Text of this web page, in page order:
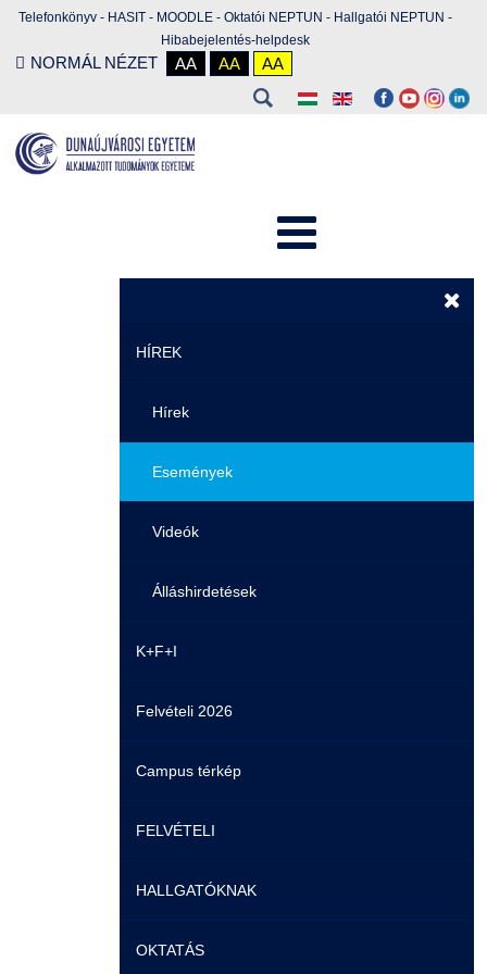
Telefonkönyv - HASIT - MOODLE - Oktatói NEPTUN - Hallgatói NEPTUN -
Hibabejelentés-helpdesk
NORMÁL NÉZET AA AA AA
HÍREK
Hírek
Események
Videók
Álláshirdetések
K+F+I
Felvételi 2026
Campus térkép
FELVÉTELI
Pontozási rendszer szabályai
Felvetteknek
HALLGATÓKNAK
Képzéseink
OKTATÁS